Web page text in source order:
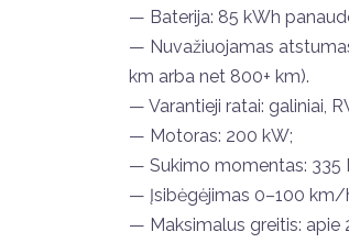
— Baterija: 85 kWh
— Nuvažiuojamas
km arba net 800+ km).
— Varantieji ratai: galiniai,
— Motoras: 200 kW;
— Sukimo momentas: 335
— Įsibėgėjimas 0–100 km/
— Maksimalus greitis: apie